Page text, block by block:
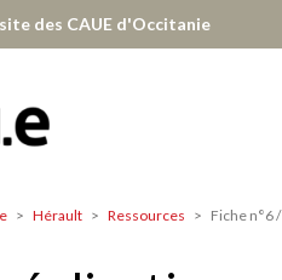
des CAUE d'Occitanie
Hérault Ressources Fiche n°6